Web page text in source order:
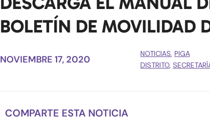
BOLETÍN DE MOVILIDAD
NOVIEMBRE 17, 2020 NOTICIAS, PIGA
DISTRITO,
COMPARTE ESTA NOTICIA